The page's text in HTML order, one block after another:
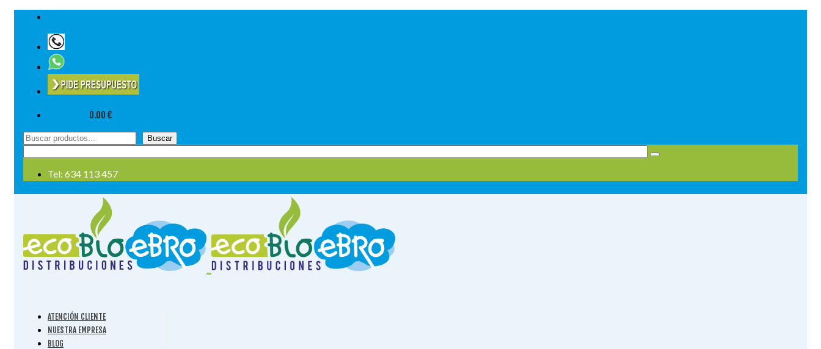
0.00 €
Buscar
Tel: 634 113 457
ATENCIÓN CLIENTE
NUESTRA EMPRESA
BLOG